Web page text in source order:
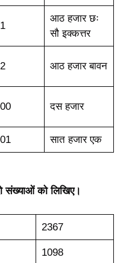
आठ हजार छः
सौ इक्कत्तर
आठ हजार बावन
दस हजार
सात हजार एक
संख्याओं को लिखिए।
2367
1098